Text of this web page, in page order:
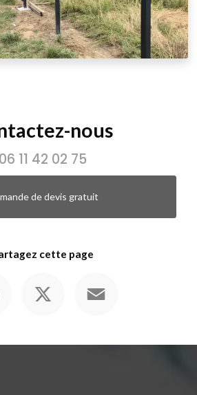
nous
06 11 42 02 75
de devis gratuit
cette page